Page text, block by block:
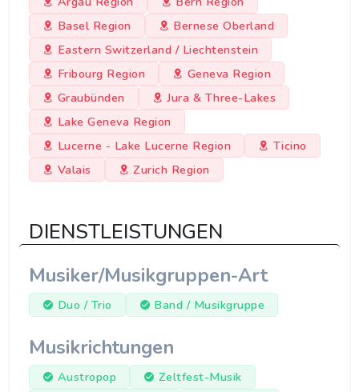
Basel Region
Bernese Oberland
Eastern Switzerland / Liechtenstein
Fribourg Region
Geneva Region
Graubünden
Jura & Three-Lakes
Lake Geneva Region
Lucerne - Lake Lucerne Region
Ticino
Valais
Zurich Region
DIENSTLEISTUNGEN
Musiker/Musikgruppen-Art
Duo / Trio Band / Musikgruppe
Musikrichtungen
Austropop
Zeltfest-Musik